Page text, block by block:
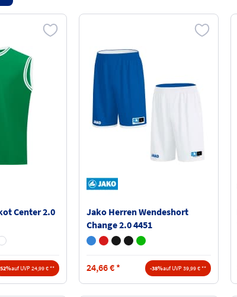
Center 2.0
auf UVP 24,99 € **
Jako Herren Wendeshort
Change 2.0 4451
24,66€ * -38%auf UVP 39,99 € **